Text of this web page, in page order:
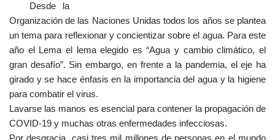
Desde la
Organización de las Naciones Unidas todos los años se plantea
un tema para reflexionar y concientizar sobre el agua. Para este
año el Lema el lema elegido es “Agua y cambio climático, el
gran desafío”. Sin embargo, en frente a la pandemia, el eje ha
girado y se hace énfasis en la importancia del agua y la higiene
para combatir el virus.
Lavarse las manos es esencial para contener la propagación de
COVID-19 y muchas otras enfermedades infecciosas.
Por desgracia, casi tres mil millones de personas en el mundo